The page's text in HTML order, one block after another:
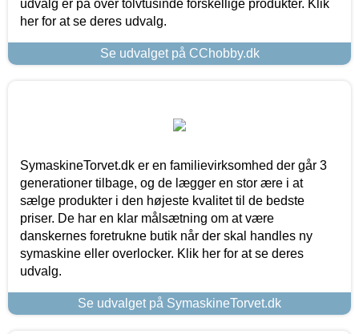
udvalg er på over tolvtusinde forskellige produkter. Klik
her for at se deres udvalg.
Se udvalget på CChobby.dk
SymaskineTorvet.dk er en familievirksomhed der går 3
generationer tilbage, og de lægger en stor ære i at
sælge produkter i den højeste kvalitet til de bedste
priser. De har en klar målsætning om at være
danskernes foretrukne butik når der skal handles ny
symaskine eller overlocker. Klik her for at se deres
udvalg.
Se udvalget på SymaskineTorvet.dk